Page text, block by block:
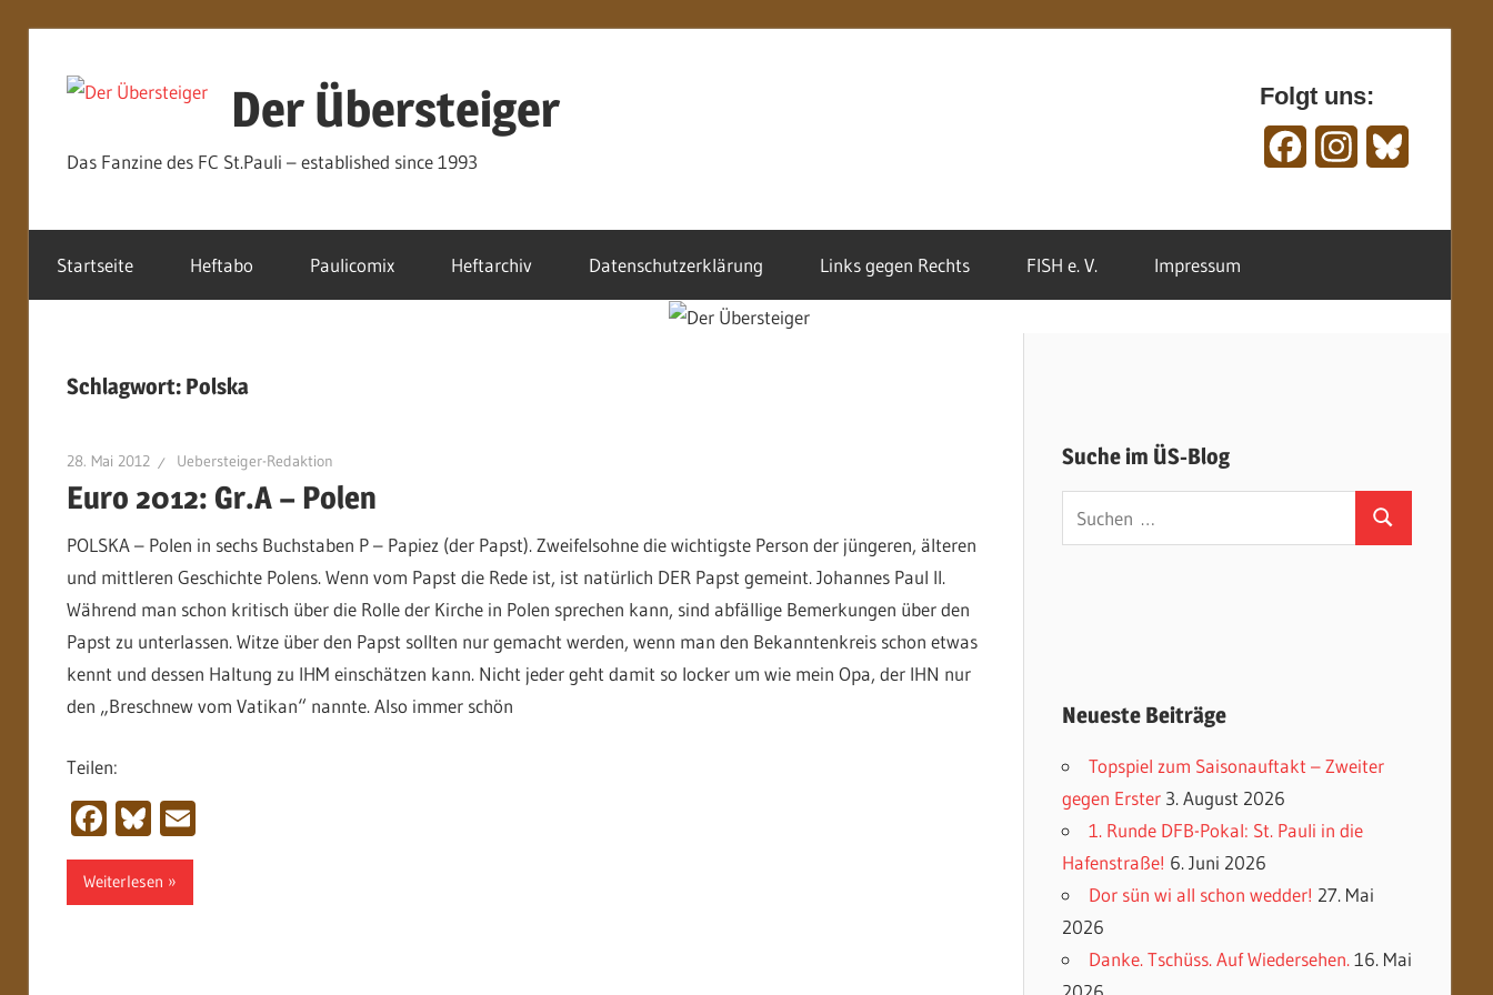
Inhalt
Der Übersteiger
Das Fanzine des FC St.Pauli – established since 1993
Folgt uns:
FacebookInstagram
Startseite Heftabo Paulicomix Heftarchiv Datenschutzerklärung Links gegen Rechts FISH e. V. Impressum
Schlagwort: Polska
28. Mai 2012 Uebersteiger-Redaktion
Euro 2012: Gr.A – Polen
POLSKA – Polen in sechs Buchstaben P – Papiez (der Papst). Zweifelsohne die wichtigste Person der jüngeren, älteren
und mittleren Geschichte Polens. Wenn vom Papst die Rede ist, ist natürlich DER Papst gemeint. Johannes Paul II.
Während man schon kritisch über die Rolle der Kirche in Polen sprechen kann, sind abfällige Bemerkungen über den
Papst zu unterlassen. Witze über den Papst sollten nur gemacht werden, wenn man den Bekanntenkreis schon etwas
kennt und dessen Haltung zu IHM einschätzen kann. Nicht jeder geht damit so locker um wie mein Opa, der IHN nur
den „Breschnew vom Vatikan“ nannte. Also immer schön
Teilen:
Facebook
Bluesky
Email
Weiterlesen
Suche im ÜS-Blog
Suchen
Neueste Beiträge
Topspiel zum Saisonauftakt – Zweiter
gegen Erster 3. August 2026
1. Runde DFB-Pokal: St. Pauli in die
Hafenstraße! 6. Juni 2026
Dor sün wi all schon wedder! 27. Mai
2026
Danke. Tschüss. Auf Wiedersehen. 16. Mai